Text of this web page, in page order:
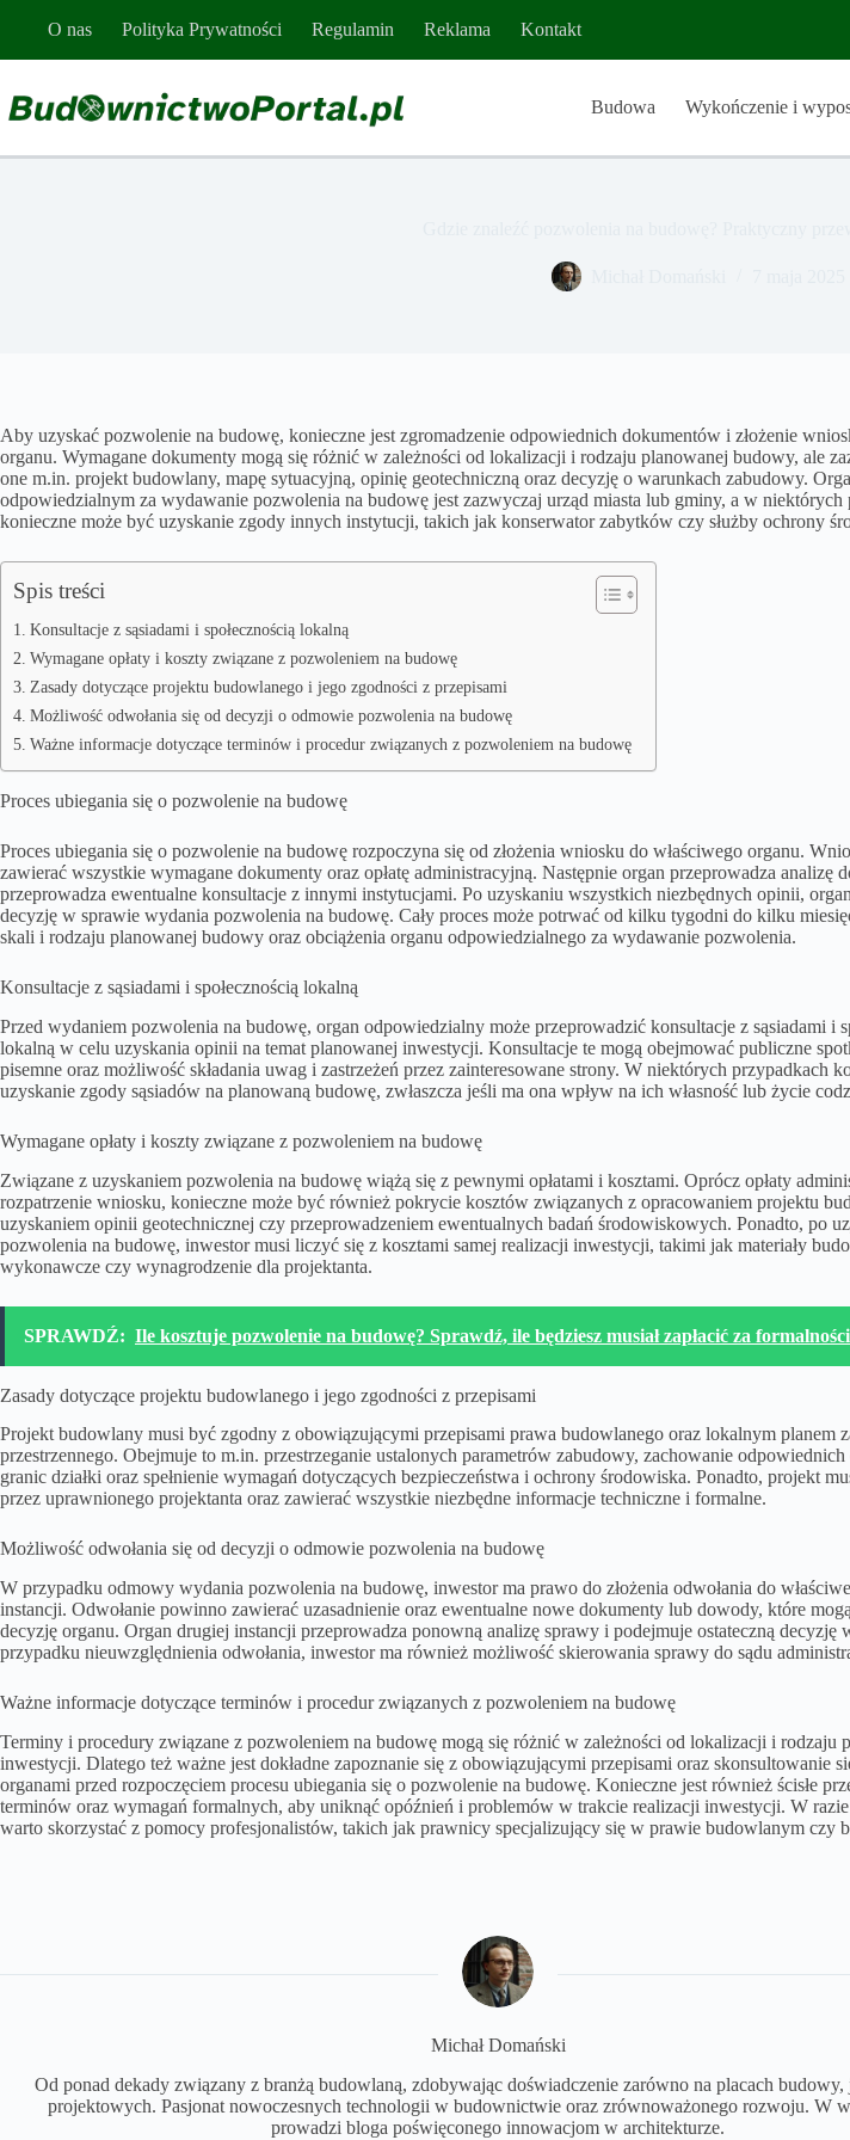
O nas Polityka Prywatności Regulamin Reklama Kontakt
Budowa Wykończenie i
Aby uzyskać pozwolenie na budowę, konieczne jest zgromadzenie odpowiednich dokumentów i złożenie
organu. Wymagane dokumenty mogą się różnić w zależności od lokalizacji i rodzaju planowanej budowy, ale
one m.in. projekt budowlany, mapę sytuacyjną, opinię geotechniczną oraz decyzję o warunkach zabudowy.
odpowiedzialnym za wydawanie pozwolenia na budowę jest zazwyczaj urząd miasta lub gminy, a w niektórych
konieczne może być uzyskanie zgody innych instytucji, takich jak konserwator zabytków czy służby ochrony
Spis treści
Konsultacje z sąsiadami i społecznością lokalną
Wymagane opłaty i koszty związane z pozwoleniem na budowę
Zasady dotyczące projektu budowlanego i jego zgodności z przepisami
Możliwość odwołania się od decyzji o odmowie pozwolenia na budowę
Ważne informacje dotyczące terminów i procedur związanych z pozwoleniem na budowę
Proces ubiegania się o pozwolenie na budowę
Proces ubiegania się o pozwolenie na budowę rozpoczyna się od złożenia wniosku do właściwego organu.
zawierać wszystkie wymagane dokumenty oraz opłatę administracyjną. Następnie organ przeprowadza analizę
przeprowadza ewentualne konsultacje z innymi instytucjami. Po uzyskaniu wszystkich niezbędnych opinii,
decyzję w sprawie wydania pozwolenia na budowę. Cały proces może potrwać od kilku tygodni do kilku
skali i rodzaju planowanej budowy oraz obciążenia organu odpowiedzialnego za wydawanie pozwolenia.
Konsultacje z sąsiadami i społecznością lokalną
Przed wydaniem pozwolenia na budowę, organ odpowiedzialny może przeprowadzić konsultacje z sąsiadami i
lokalną w celu uzyskania opinii na temat planowanej inwestycji. Konsultacje te mogą obejmować publiczne
pisemne oraz możliwość składania uwag i zastrzeżeń przez zainteresowane strony. W niektórych przypadkach
uzyskanie zgody sąsiadów na planowaną budowę, zwłaszcza jeśli ma ona wpływ na ich własność lub życie
Wymagane opłaty i koszty związane z pozwoleniem na budowę
Związane z uzyskaniem pozwolenia na budowę wiążą się z pewnymi opłatami i kosztami. Oprócz opłaty
rozpatrzenie wniosku, konieczne może być również pokrycie kosztów związanych z opracowaniem projektu
uzyskaniem opinii geotechnicznej czy przeprowadzeniem ewentualnych badań środowiskowych. Ponadto, po
pozwolenia na budowę, inwestor musi liczyć się z kosztami samej realizacji inwestycji, takimi jak materiały
wykonawcze czy wynagrodzenie dla projektanta.
SPRAWDŹ: Ile kosztuje pozwolenie na budowę? Sprawdź, ile będziesz musiał zapłacić za
Zasady dotyczące projektu budowlanego i jego zgodności z przepisami
Projekt budowlany musi być zgodny z obowiązującymi przepisami prawa budowlanego oraz lokalnym planem
przestrzennego. Obejmuje to m.in. przestrzeganie ustalonych parametrów zabudowy, zachowanie odpowiednich
granic działki oraz spełnienie wymagań dotyczących bezpieczeństwa i ochrony środowiska. Ponadto, projekt
przez uprawnionego projektanta oraz zawierać wszystkie niezbędne informacje techniczne i formalne.
Możliwość odwołania się od decyzji o odmowie pozwolenia na budowę
W przypadku odmowy wydania pozwolenia na budowę, inwestor ma prawo do złożenia odwołania do
instancji. Odwołanie powinno zawierać uzasadnienie oraz ewentualne nowe dokumenty lub dowody, które
decyzję organu. Organ drugiej instancji przeprowadza ponowną analizę sprawy i podejmuje ostateczną decyzję
przypadku nieuwzględnienia odwołania, inwestor ma również możliwość skierowania sprawy do sądu
Ważne informacje dotyczące terminów i procedur związanych z pozwoleniem na budowę
Terminy i procedury związane z pozwoleniem na budowę mogą się różnić w zależności od lokalizacji i rodzaju
inwestycji. Dlatego też ważne jest dokładne zapoznanie się z obowiązującymi przepisami oraz skonsultowanie
organami przed rozpoczęciem procesu ubiegania się o pozwolenie na budowę. Konieczne jest również ścisłe
terminów oraz wymagań formalnych, aby uniknąć opóźnień i problemów w trakcie realizacji inwestycji. W
warto skorzystać z pomocy profesjonalistów, takich jak prawnicy specjalizujący się w prawie budowlanym czy
Michał Domański
Od ponad dekady związany z branżą budowlaną, zdobywając doświadczenie zarówno na placach
projektowych. Pasjonat nowoczesnych technologii w budownictwie oraz zrównoważonego rozwoju. W
prowadzi bloga poświęconego innowacjom w architekturze.